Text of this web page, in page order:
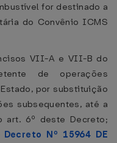
for destinado a
do Convênio ICMS
VII-A e VII-B do
de operações
por substituição
subsequentes, até a
art. 6º deste Decreto;
Decreto Nº 15964 DE